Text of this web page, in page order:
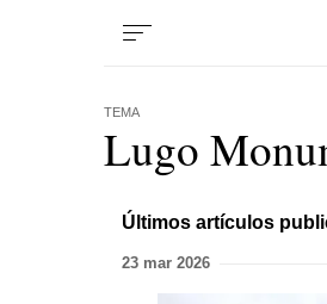
TEMA
Lugo
Últimos artículos
23 mar 2026